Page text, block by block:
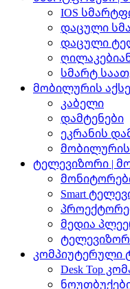
IOS
დაცული
დაცული
სმარტ
მობილურის
კაბელი
დამტენები
ეკრანის
მობილურის
ტელევიზორი |
Smart
მედია
კომპიუტერული
Desk Top